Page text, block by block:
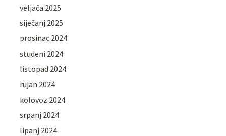
veljača 2025
siječanj 2025
prosinac 2024
studeni 2024
listopad 2024
rujan 2024
kolovoz 2024
srpanj 2024
lipanj 2024